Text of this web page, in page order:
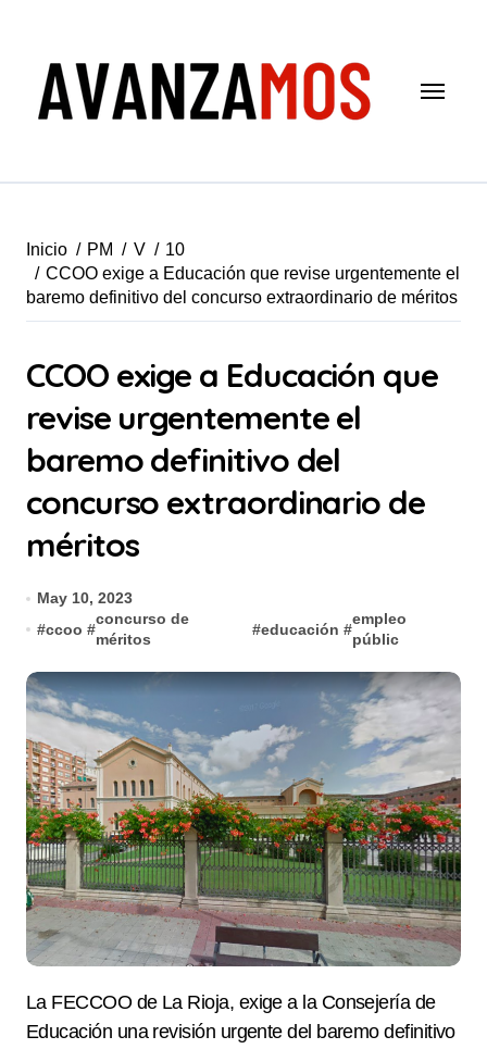
Inicio PM V
10
CCOO exige a Educación que revise urgentemente el
baremo definitivo del concurso extraordinario de méritos
CCOO exige a Educación que
revise urgentemente el
baremo definitivo del
concurso extraordinario de
méritos
May 10, 2023
#ccoo #
concurso de
méritos
#educación #
empleo
públic
La FECCOO de La Rioja, exige a la Consejería de
Educación una revisión urgente del baremo definitivo